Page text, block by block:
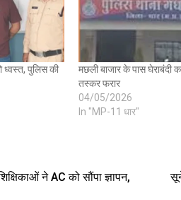
पुलिस की
मछली बाजार के पास घेराबंदी
तस्कर फरार
04/05/2026
In "MP-11 धार"
ने AC को सौंपा ज्ञापन,